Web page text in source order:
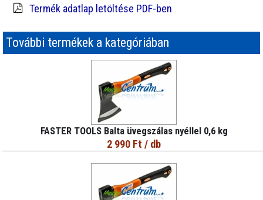
Termék adatlap letöltése PDF-ben
További termékek a kategóriában
FASTER TOOLS Balta üvegszálas nyéllel 0,6 kg
2 990 Ft / db